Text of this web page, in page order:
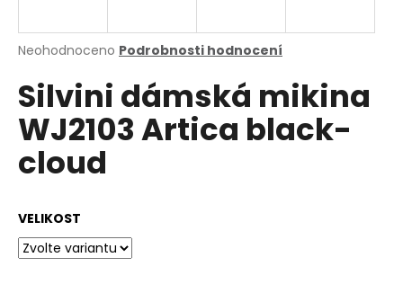
Průměrné
produktu
je
0,0
z
5
hvězdiček.
Neohodnoceno Podrobnosti hodnocení
Silvini dámská mikina
WJ2103 Artica black-
cloud
VELIKOST
j
t
?